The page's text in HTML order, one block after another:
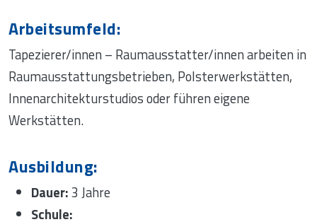
Arbeitsumfeld:
Tapezierer/innen – Raumausstatter/innen arbeiten in
Raumausstattungsbetrieben, Polsterwerkstätten,
Innenarchitekturstudios oder führen eigene
Werkstätten.
Ausbildung:
Dauer:3 Jahre
Schule: